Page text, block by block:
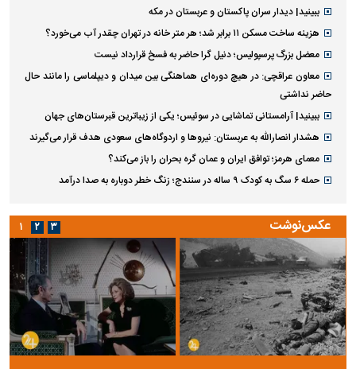
ببینید| دیدار سران پاکستان و عربستان در مکه
هزینه ساخت مسکن ۱۱ برابر شد؛ هر متر خانه در تهران چقدر آب می‌خورد؟
معضل بزرگ پرسپولیس؛ دنیل گرا حاضر به فسخ قرارداد نیست
معاون عراقچی: در هیچ دوره‌ای هماهنگی بین میدان و دیپلماسی را مانند حال
حاضر نداشتی
ببینید| آرامستانی تماشایی در سوئیس؛ یکی از زیباترین قبرستان‌های جهان
هشدار انصارالله به عربستان: نیروها و اردوگاه‌های سعودی هدف قرار می‌گیرند
معمای هرمز؛ توافق ایران و عمان گره بحران را باز می‌کند؟
حمله ۶ سگ به کودک ۹ ساله در سنندج؛ زنگ خطر دوباره به صدا درآمد
عکس‌نوشت ۱ ۲ ۳